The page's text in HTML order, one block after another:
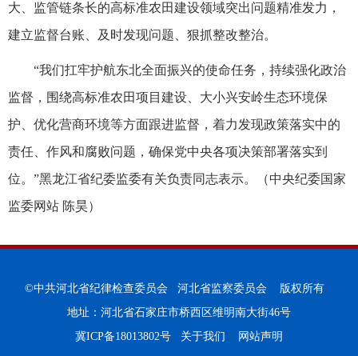
大、监管链条长的高标准农田建设领域突出问题精准发力，
建立监督台账、及时发现问题、狠抓整改整治。
“我们扛牢护航东北全面振兴的使命任务，持续强化政治
监督，围绕高标准农田项目建设、大小兴安岭生态环境保
护、优化营商环境等方面跟进监督，着力发现政策落实中的
责任、作风和腐败问题，确保党中央各项决策部署落实到
位。”黑龙江省纪委监委有关负责同志表示。（中央纪委国家
监委网站 陈昊）
©中共河北省纪律检查委员会 河北省监察委员会 版权所有
地址：河北省石家庄市桥西区维明南大街46号
冀ICP备18013802号
关于我们 网站声明